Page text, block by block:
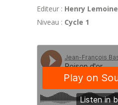
Editeur : Henry Lemoine
Niveau : Cycle 1